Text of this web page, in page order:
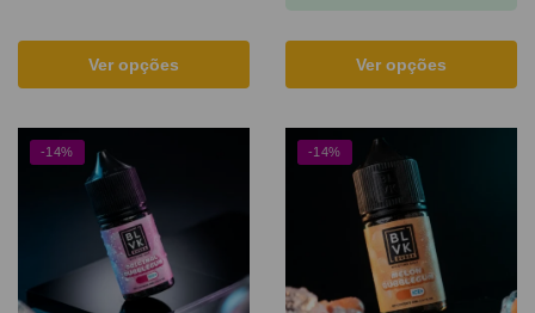
Ver opções Ver opções
-14% -14%